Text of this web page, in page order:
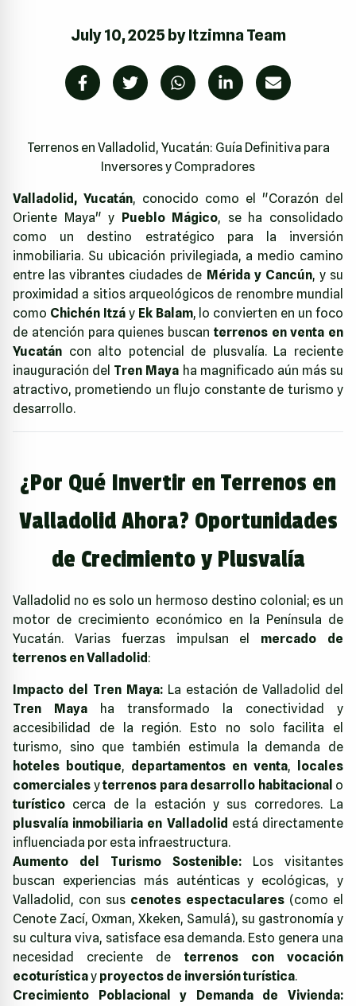
July 10, 2025 byItzimna Team
Terrenos en Valladolid, Yucatán: Guía Definitiva para
Inversores y Compradores
Valladolid, Yucatán, conocido como el "Corazón del
Oriente Maya" y
Pueblo Mágico, se ha consolidado
como un destino estratégico para la inversión
inmobiliaria. Su ubicación privilegiada, a medio camino
entre las vibrantes ciudades de Mérida y Cancún, y su
proximidad a sitios arqueológicos de renombre mundial
como Chichén Itzáy Ek Balam, lo convierten en un foco
de atención para quienes buscan terrenos en venta en
Yucatán con alto potencial de plusvalía. La reciente
inauguración del Tren Maya ha magnificado aún más su
atractivo, prometiendo un flujo constante de turismo y
desarrollo.
¿Por Qué Invertir en Terrenos en
Valladolid Ahora? Oportunidades
de Crecimiento y Plusvalía
Valladolid no es solo un hermoso destino colonial; es un
motor de crecimiento económico en la Península de
Yucatán. Varias fuerzas impulsan el mercado de
terrenos en Valladolid :
Impacto del Tren Maya: La estación de Valladolid del
Tren Maya ha transformado la conectividad y
accesibilidad de la región. Esto no solo facilita el
turismo, sino que también estimula la demanda de
hoteles boutique, departamentos en venta,
locales
comerciales yterrenos para desarrollo habitacional o
turístico cerca de la estación y sus corredores. La
plusvalía inmobiliaria en Valladolid está directamente
influenciada por esta infraestructura.
Aumento del Turismo Sostenible: Los visitantes
buscan experiencias más auténticas y ecológicas, y
Valladolid, con sus cenotes espectaculares (como el
Cenote Zací, Oxman, Xkeken, Samulá), su gastronomía y
su cultura viva, satisface esa demanda. Esto genera una
necesidad creciente de terrenos con vocación
ecoturísticay proyectos de inversión turística.
Crecimiento Poblacional y Demanda de Vivienda: